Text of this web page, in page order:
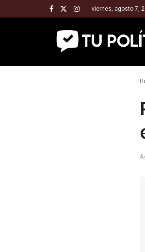
viernes, agosto 7,